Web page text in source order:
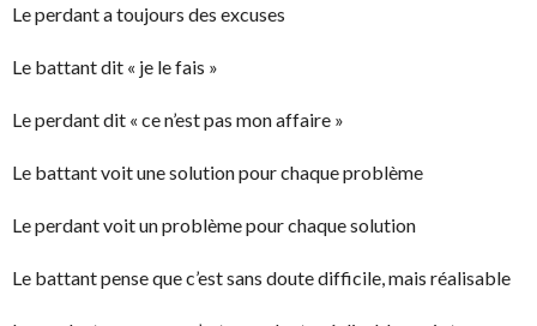
Le perdant a toujours des excuses
Le battant dit « je le fais »
Le perdant dit « ce n’est pas mon affaire »
Le battant voit une solution pour chaque problème
Le perdant voit un problème pour chaque solution
Le battant pense que c’est sans doute difficile, mais réalisable